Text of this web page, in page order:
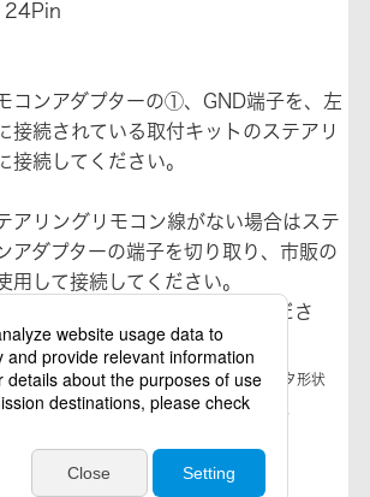
24Pin
コンアダプターの①、GND端子を、左
接続されている取付キットのステアリ
接続してください。
アリングリモコン線がない場合はステ
アダプターの端子を切り取り、市販の
用して接続してください。
応の中継コネクタを使用してくださ
アダプターの配線接続位置、及び、コネクタ形状
ェンジ等により変更される場合があります。